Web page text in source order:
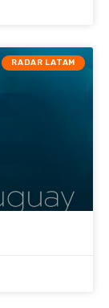
RADAR LATAM